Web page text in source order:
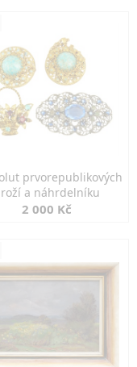
prvorepublikových
a náhrdelníku
2 000 Kč